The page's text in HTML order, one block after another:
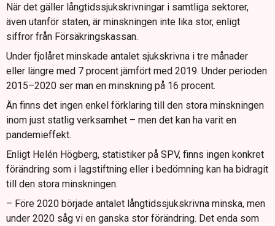
När det gäller långtidssjukskrivningar i samtliga sektorer,
även utanför staten, är minskningen inte lika stor, enligt
siffror från Försäkringskassan.
Under fjolåret minskade antalet sjukskrivna i tre månader
eller längre med 7 procent jämfört med 2019. Under perioden
2015–2020 ser man en minskning på 16 procent.
Än finns det ingen enkel förklaring till den stora minskningen
inom just statlig verksamhet – men det kan ha varit en
pandemieffekt.
Enligt Helén Högberg, statistiker på SPV, finns ingen konkret
förändring som i lagstiftning eller i bedömning kan ha bidragit
till den stora minskningen.
– Före 2020 började antalet långtidssjukskrivna minska, men
under 2020 såg vi en ganska stor förändring. Det enda som